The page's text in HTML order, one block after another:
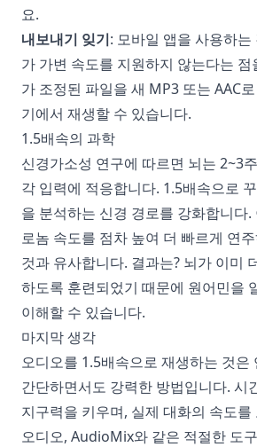
요.
내보내기 잊기: 모바일 앱을 사용하
가 가변 속도를 지원하지 않는다는
가 조정된 파일을 새 MP3 또는 AAC
기에서 재생할 수 있습니다.
1.5배속의 과학
신경가소성 연구에 따르면 뇌는 2~3
각 입력에 적응합니다. 1.5배속으로
을 분석하는 신경 경로를 강화합니다
로놈 속도를 점차 높여 더 빠르게 연
것과 유사합니다. 결과는? 뇌가 이미
하도록 훈련되었기 때문에 원어민을
이해할 수 있습니다.
마지막 생각
오디오를 1.5배속으로 재생하는 것은
간단하면서도 강력한 방법입니다. 시
지구력을 키우며, 실제 대화의 속도
오디오, AudioMix와 같은 적절한 도